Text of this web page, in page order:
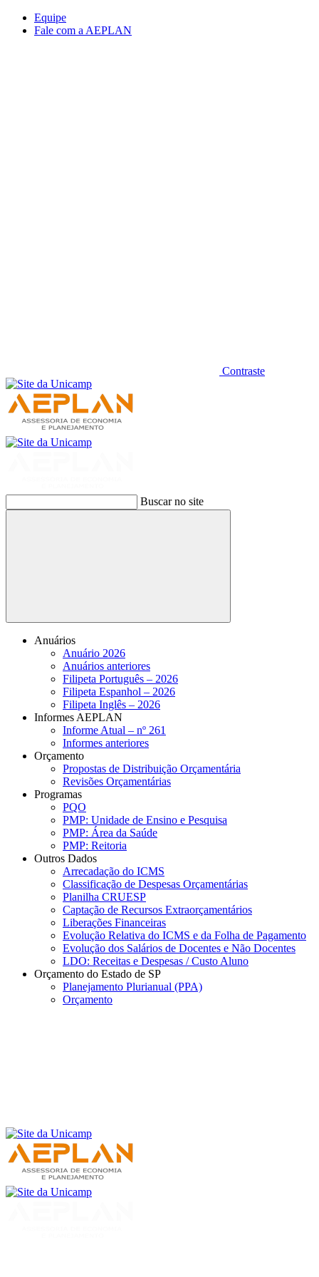
Conteúdo principal
Equipe
Fale com a AEPLAN
Contraste
Buscar no site
Buscar
Anuários
Anuário 2026
Anuários anteriores
Filipeta Português – 2026
Filipeta Espanhol – 2026
Filipeta Inglês – 2026
Informes AEPLAN
Informe Atual – nº 261
Informes anteriores
Orçamento
Propostas de Distribuição Orçamentária
Revisões Orçamentárias
Programas
PQO
PMP: Unidade de Ensino e Pesquisa
PMP: Área da Saúde
PMP: Reitoria
Outros Dados
Arrecadação do ICMS
Classificação de Despesas Orçamentárias
Planilha CRUESP
Captação de Recursos Extraorçamentários
Liberações Financeiras
Evolução Relativa do ICMS e da Folha de Pagamento
Evolução dos Salários de Docentes e Não Docentes
LDO: Receitas e Despesas / Custo Aluno
Orçamento do Estado de SP
Planejamento Plurianual (PPA)
Orçamento